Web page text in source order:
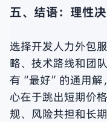
五、结语：理性
选择开发人力外包
略、技术路线和团
有“最好”的通用解
心在于跳出短期价
规、风险共担和长